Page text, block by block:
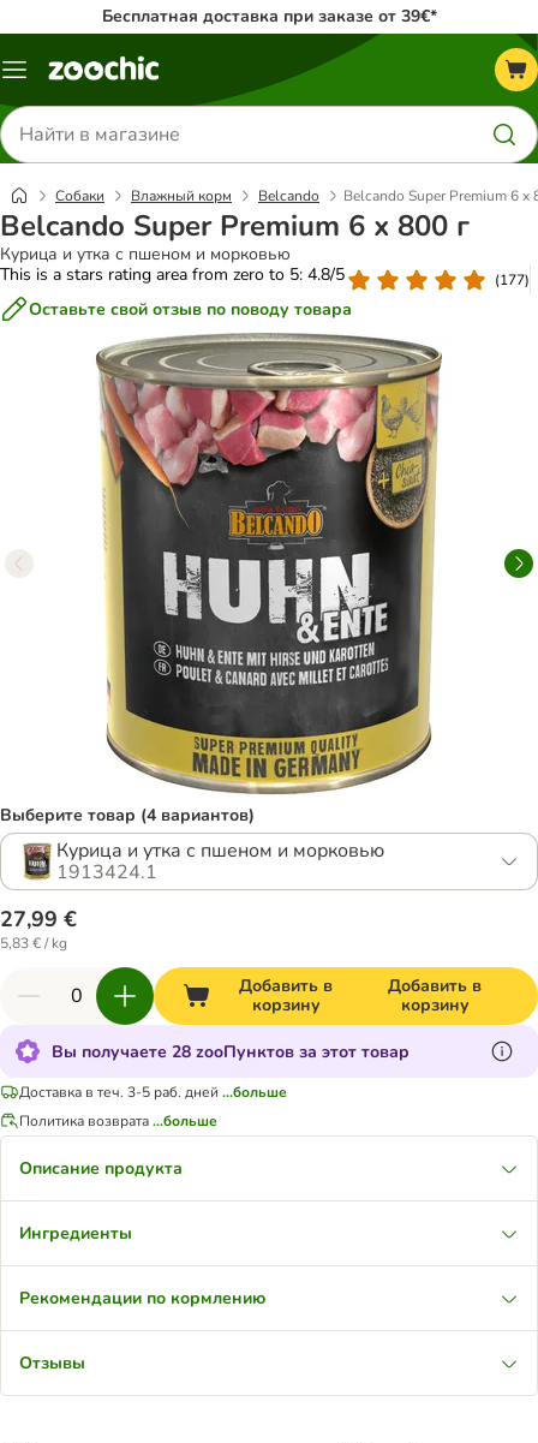
Бесплатная доставка при заказе от 39€*
Каталог
Поиск
товаров
Собаки Влажный корм Belcando Belcando Super Premium 6 х
Belcando Super Premium 6 х 800 г
Курица и утка с пшеном и морковью
This is a stars rating area from zero to 5: 4.8/5
(177)
Оставьте свой отзыв по поводу товара
Выберите товар (4 вариантов)
Курица и утка с пшеном и морковью
1913424.1
27,99 €
5,83 € / kg
Добавить в
корзину
Добавить в
корзину
Вы получаете 28 zooПунктов за этот товар
Доставка в теч. 3-5 раб. дней ...больше
Политика возврата...больше
Описание продукта
Ингредиенты
Рекомендации по кормлению
Отзывы